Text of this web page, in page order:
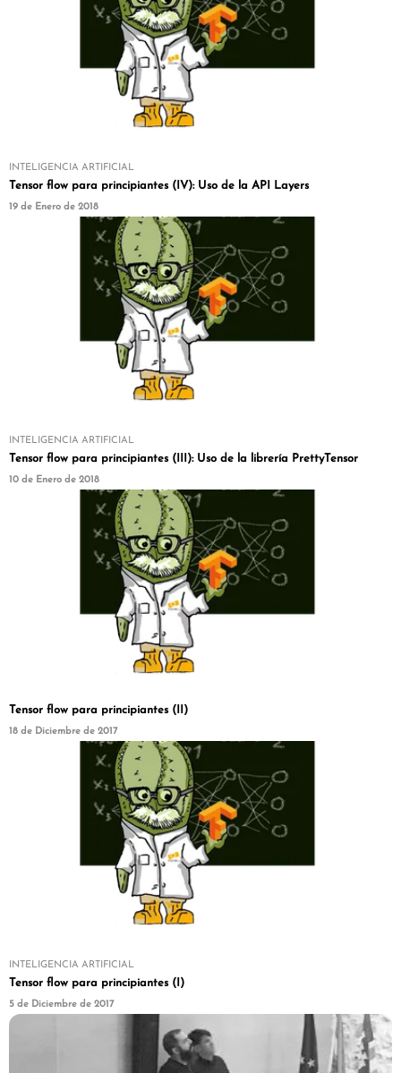
INTELIGENCIA ARTIFICIAL
Tensor flow para principiantes (IV): Uso de la API Layers
19 de Enero de 2018
INTELIGENCIA ARTIFICIAL
Tensor flow para principiantes (III): Uso de la librería PrettyTensor
10 de Enero de 2018
Tensor flow para principiantes (II)
18 de Diciembre de 2017
INTELIGENCIA ARTIFICIAL
Tensor flow para principiantes (I)
5 de Diciembre de 2017